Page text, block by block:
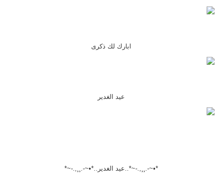
ابارك لك ذكرى
عيد الغدير
*•~-.¸¸,.-~*..عيد الغدير..*•~-.¸¸,.-~*